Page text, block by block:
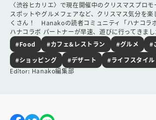
〈渋谷ヒカリエ〉で現在開催中のクリスマスプロ
スポットやグルメフェアなど、クリスマス気分を
くさん！ Hanakoの読者コミュニティ「ハナコラ
ハナコラボ パートナーが早速、遊びに行ってきまし
#Food
#カフェ&レストラン #グルメ
#
#ショッピング
#デザート #ライフスタイル
Editor:Hanako編集部